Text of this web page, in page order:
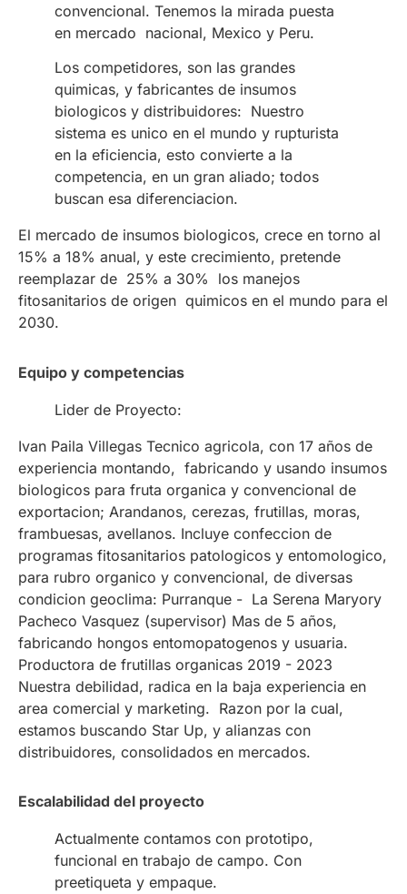
convencional. Tenemos la mirada puesta
en mercado nacional, Mexico y Peru.
Los competidores, son las grandes
quimicas, y fabricantes de insumos
biologicos y distribuidores: Nuestro
sistema es unico en el mundo y rupturista
en la eficiencia, esto convierte a la
competencia, en un gran aliado; todos
buscan esa diferenciacion.
El mercado de insumos biologicos, crece en torno al
15% a 18% anual, y este crecimiento, pretende
reemplazar de 25% a 30% los manejos
fitosanitarios de origen quimicos en el mundo para el
2030.
Equipo y competencias
Lider de Proyecto:
Ivan Paila Villegas Tecnico agricola, con 17 años de
experiencia montando, fabricando y usando insumos
biologicos para fruta organica y convencional de
exportacion; Arandanos, cerezas, frutillas, moras,
frambuesas, avellanos. Incluye confeccion de
programas fitosanitarios patologicos y entomologico,
para rubro organico y convencional, de diversas
condicion geoclima: Purranque - La Serena Maryory
Pacheco Vasquez (supervisor) Mas de 5 años,
fabricando hongos entomopatogenos y usuaria.
Productora de frutillas organicas 2019 - 2023
Nuestra debilidad, radica en la baja experiencia en
area comercial y marketing. Razon por la cual,
estamos buscando Star Up, y alianzas con
distribuidores, consolidados en mercados.
Escalabilidad del proyecto
Actualmente contamos con prototipo,
funcional en trabajo de campo. Con
preetiqueta y empaque.